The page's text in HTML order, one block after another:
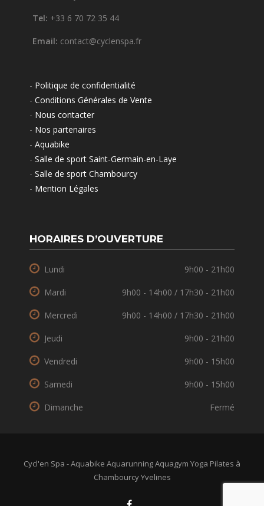
Tel: +33 6 70 72 35 44
Email: contact@cyclenspa.fr
- Politique de confidentialité
- Conditions Générales de Vente
- Nous contacter
- Nos partenaires
- Aquabike
- Salle de sport Saint-Germain-en-Laye
- Salle de sport Chambourcy
- Mention Légales
HORAIRES D’OUVERTURE
Lundi 9h00 - 21h00
Mardi 9h00 - 14h00 / 17h30 - 21h00
Mercredi 9h00 - 14h00 / 17h30 - 21h00
Jeudi 9h00 - 21h00
Vendredi 9h00 - 15h00
Samedi 9h00 - 15h00
Dimanche Fermé
Cycl'en Spa - Aquabike Aquarunning Aquagym Yoga Pilates à
Chambourcy Yvelines